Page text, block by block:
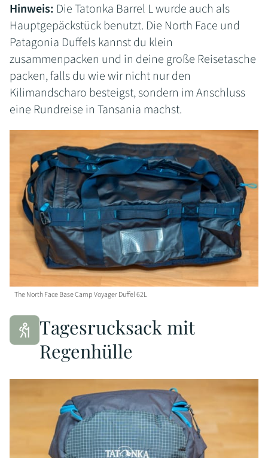
Hinweis: Die Tatonka Barrel L wurde auch als
Hauptgepäckstück benutzt. Die North Face und
Patagonia Duffels kannst du klein
zusammenpacken und in deine große Reisetasche
packen, falls du wie wir nicht nur den
Kilimandscharo besteigst, sondern im Anschluss
eine Rundreise in Tansania machst.
The North Face Base Camp Voyager Duffel 62L
Tagesrucksack mit
Regenhülle